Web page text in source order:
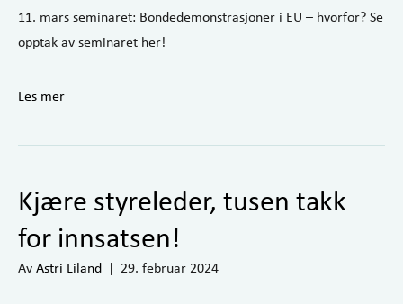
11. mars seminaret: Bondedemonstrasjoner i EU – hvorfor? Se
opptak av seminaret her!
Les mer
Kjære styreleder, tusen takk
for innsatsen!
AvAstri Liland | 29. februar 2024